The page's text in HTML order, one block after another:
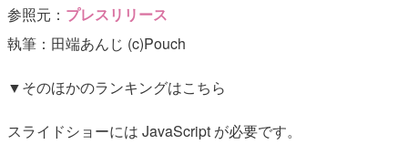
参照元： プレスリリース
執筆：田端あんじ (c)Pouch
▼そのほかのランキングはこちら
スライドショーには JavaScript が必要です。